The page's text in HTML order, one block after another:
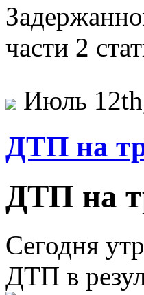
части 2
Июль
ДТП на
ДТП на
Сегодня
ДТП в